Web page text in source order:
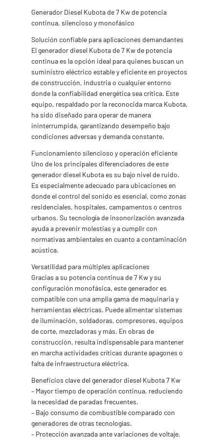
Generador Diesel Kubota de 7 Kw de potencia
continua, silencioso y monofásico
Solución confiable para aplicaciones demandantes
El generador diesel Kubota de 7 Kw de potencia
continua es la opción ideal para quienes buscan un
suministro eléctrico estable y eficiente en proyectos
de construcción, industria o cualquier entorno
donde la confiabilidad energética sea crítica. Este
equipo, respaldado por la reconocida marca Kubota,
ha sido diseñado para operar de manera
ininterrumpida, garantizando desempeño bajo
condiciones adversas y demanda constante.
Funcionamiento silencioso y operación eficiente
Uno de los principales diferenciadores de este
generador diesel Kubota es su bajo nivel de ruido.
Es especialmente adecuado para ubicaciones en
donde el control del sonido es esencial, como zonas
residenciales, hospitales, campamentos o centros
urbanos. Su tecnología de insonorización avanzada
ayuda a prevenir molestias y a cumplir con
normativas ambientales en cuanto a contaminación
acústica.
Versatilidad para múltiples aplicaciones
Gracias a su potencia continua de 7 Kw y su
configuración monofásica, este generador es
compatible con una amplia gama de maquinaria y
herramientas eléctricas. Puede alimentar sistemas
de iluminación, soldadoras, compresores, equipos
de corte, mezcladoras y más. En obras de
construcción, resulta indispensable para mantener
en marcha actividades críticas durante apagones o
falta de infraestructura eléctrica.
Beneficios clave del generador diesel Kubota 7 Kw
– Mayor tiempo de operación continua, reduciendo
la necesidad de paradas frecuentes.
– Bajo consumo de combustible comparado con
generadores de otras tecnologías.
– Protección avanzada ante variaciones de voltaje,